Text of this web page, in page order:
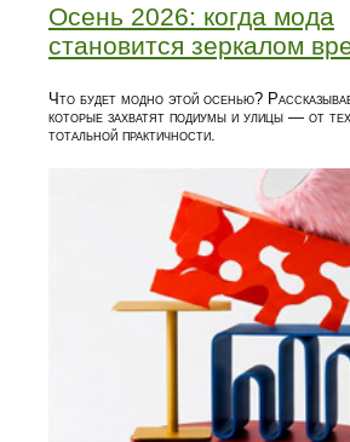
Осень 2026: когда мода
становится зеркалом
Что будет модно этой осенью?
которые захватят подиумы и улицы — от
тотальной практичности.